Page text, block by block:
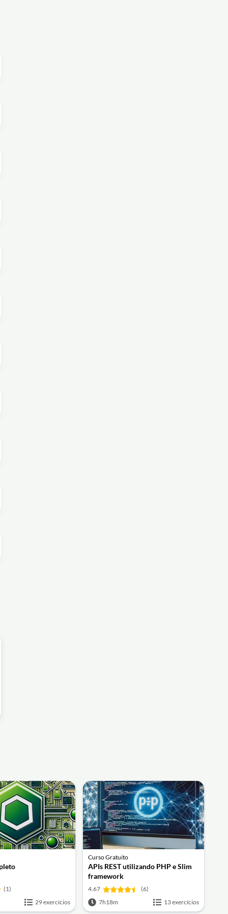
(1)
29 exercícios
Curso Gratuito
APIs REST utilizando PHP e Slim
framework
4.67
(6)
7h18m
13 exercícios